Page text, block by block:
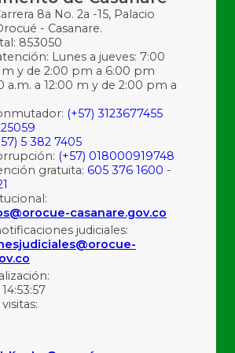
8a No. 2a -15, Palacio
- Casanare.
853050
Lunes a jueves: 7:00
m y de 2:00 pm a 6:00 pm
a.m. a 12:00 m y de 2:00 pm a
(+57) 3123677455
5 382 7405
(+57) 018000919748
gratuita: 605 376 1600 -
casanare.gov.co
judiciales: